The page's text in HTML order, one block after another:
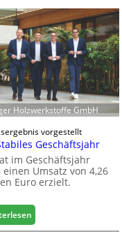
i
e
r
t
s
c
h
f
e
l
e
e
r
ö
f
f
n
e
t
L
o
s
Holzwerkstoffe GmbH
vorgestellt
Geschäftsjahr
im Geschäftsjahr
einen Umsatz von 4,26
Euro erzielt.
:
E